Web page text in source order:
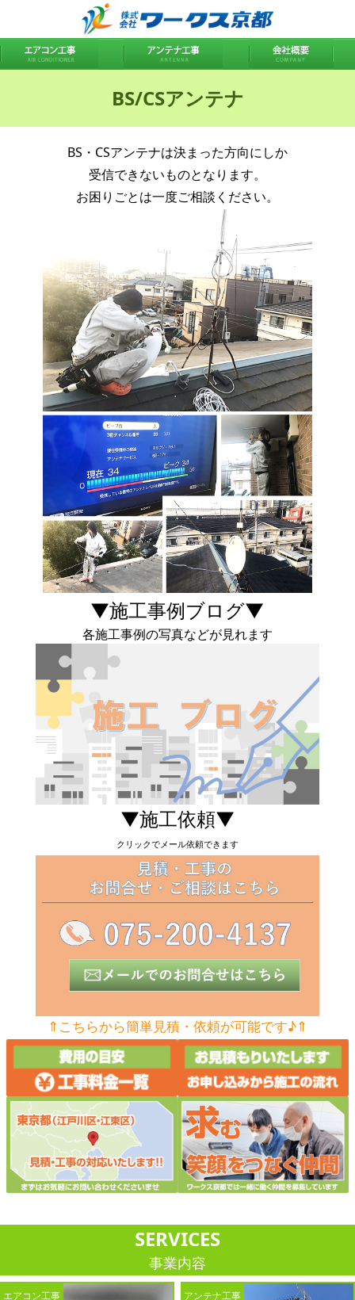
BS/CSアンテナ
BS・CSアンテナは決まった方向にしか
受信できないものとなります。
お困りごとは一度ご相談ください。
▼施工事例ブログ▼
各施工事例の写真などが見れます
▼施工依頼▼
クリックでメール依頼できます
⇑こちらから簡単見積・依頼が可能です♪⇑
SERVICES
事業内容
エアコン工事 アンテナ工事